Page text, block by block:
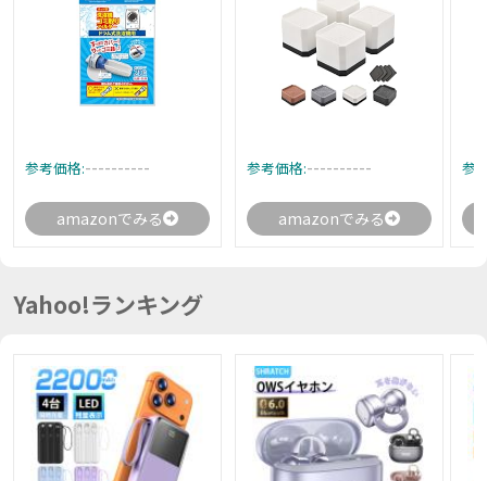
参考価格:----------
amazonでみる
参考価格:----------
amazonでみる
参
Yahoo!ランキング